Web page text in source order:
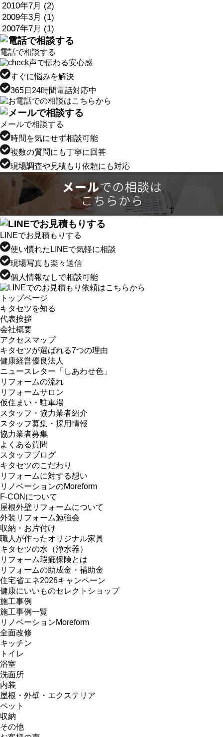
2010年7月 (2)
2009年3月 (1)
2007年7月 (1)
電話で相談する
声で伝わる安心感
すぐに悩みを解決
365日24時間電話対応中
メールで相談する
時間を気にせず相談可能
複数の質問にも丁寧に回答
現場調査や見積もり依頼にも対応
LINEでお見積もりする
使い慣れたLINEで気軽に相談
現場写真も楽々送信
個人情報なしで相談可能
トップページ
キタセツを知る
代表挨拶
会社概要
アクセスマップ
キタセツが選ばれる7つの理由
健康経営優良法人
ニュースレター「しあわせ色」
リフォームの流れ
リフォームサロン
仮住まい・駐車場
スタッフ・協力業者紹介
スタッフ募集・採用情報
協力業者募集
よくある質問
スタッフブログ
キタセツのこだわり
リフォームに対する想い
リノベーションのMoreform
F-CONについて
屋根外壁リフォームについて
外装リフォーム勉強会
収納・お片付け
職人が作ったオリジナル家具
キタセツの水（浄水器）
リフォーム瑕疵保険とは
リフォームの助成金・補助金
住宅省エネ2026キャンペーン
健康にいいものセレクトショップ
施工事例
施工事例一覧
リノベーションMoreform
全面改修
キッチン
トイレ
浴室
洗面所
内装
屋根・外壁・エクステリア
ペット
収納
その他